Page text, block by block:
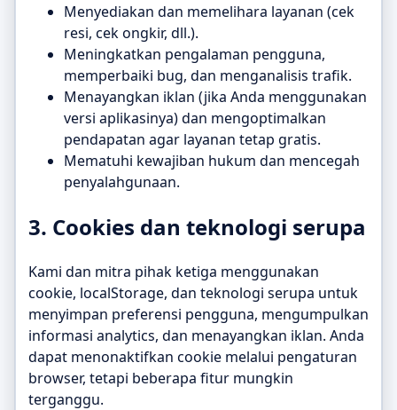
Menyediakan dan memelihara layanan (cek
resi, cek ongkir, dll.).
Meningkatkan pengalaman pengguna,
memperbaiki bug, dan menganalisis trafik.
Menayangkan iklan (jika Anda menggunakan
versi aplikasinya) dan mengoptimalkan
pendapatan agar layanan tetap gratis.
Mematuhi kewajiban hukum dan mencegah
penyalahgunaan.
3. Cookies dan teknologi serupa
Kami dan mitra pihak ketiga menggunakan
cookie, localStorage, dan teknologi serupa untuk
menyimpan preferensi pengguna, mengumpulkan
informasi analytics, dan menayangkan iklan. Anda
dapat menonaktifkan cookie melalui pengaturan
browser, tetapi beberapa fitur mungkin
terganggu.